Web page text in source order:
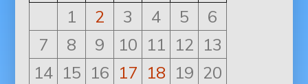
1
2 3 4 5
6
7
8 9 10 11 12 13
14 15 16 17 18 19 20